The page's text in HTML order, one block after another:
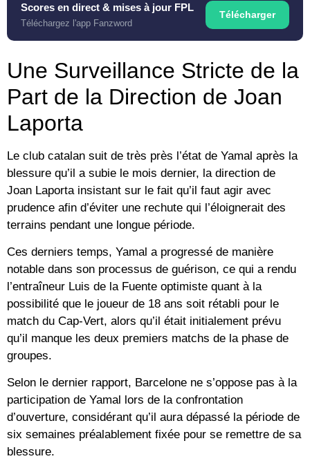
Scores en direct & mises à jour FPL
Téléchargez l'app Fanzword
Télécharger
Une Surveillance Stricte de la
Part de la Direction de Joan
Laporta
Le club catalan suit de très près l’état de Yamal après la
blessure qu’il a subie le mois dernier, la direction de
Joan Laporta insistant sur le fait qu’il faut agir avec
prudence afin d’éviter une rechute qui l’éloignerait des
terrains pendant une longue période.
Ces derniers temps, Yamal a progressé de manière
notable dans son processus de guérison, ce qui a rendu
l’entraîneur Luis de la Fuente optimiste quant à la
possibilité que le joueur de 18 ans soit rétabli pour le
match du Cap-Vert, alors qu’il était initialement prévu
qu’il manque les deux premiers matchs de la phase de
groupes.
Selon le dernier rapport, Barcelone ne s’oppose pas à la
participation de Yamal lors de la confrontation
d’ouverture, considérant qu’il aura dépassé la période de
six semaines préalablement fixée pour se remettre de sa
blessure.